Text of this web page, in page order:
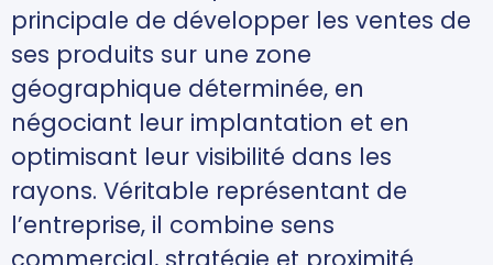
principale de développer les ventes de
ses produits sur une zone
géographique déterminée, en
négociant leur implantation et en
optimisant leur visibilité dans les
rayons. Véritable représentant de
l’entreprise, il combine sens